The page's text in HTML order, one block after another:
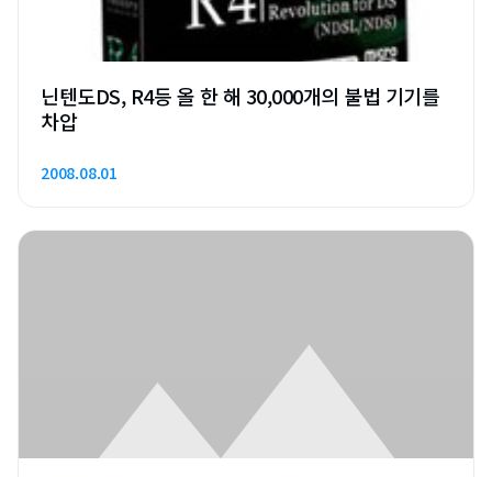
닌텐도DS, R4등 올 한 해 30,000개의 불법 기기를
차압
2008.08.01